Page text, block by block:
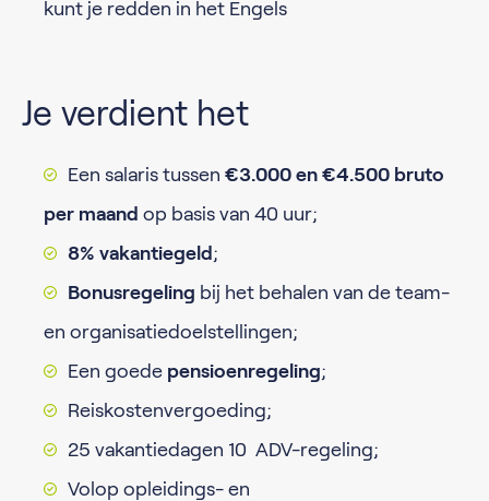
kunt je redden in het Engels
Je verdient het
Een salaris tussen €3.000 en €4.500 bruto
per maand op basis van 40 uur;
8% vakantiegeld ;
Bonusregeling bij het behalen van de team-
en organisatiedoelstellingen;
Een goede pensioenregeling;
Reiskostenvergoeding;
25 vakantiedagen 10 ADV-regeling;
Volop opleidings- en